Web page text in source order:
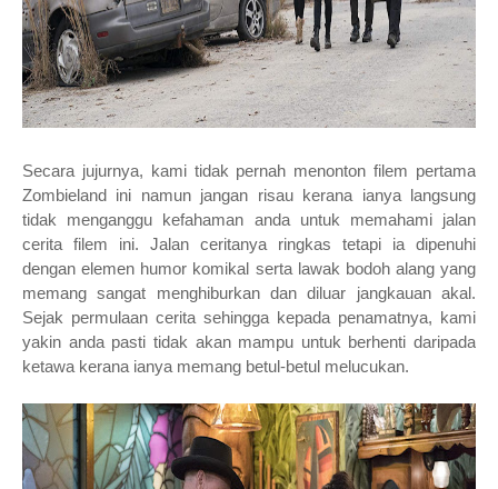
Secara jujurnya, kami tidak pernah menonton filem pertama
Zombieland ini namun jangan risau kerana ianya langsung
tidak menganggu kefahaman anda untuk memahami jalan
cerita filem ini. Jalan ceritanya ringkas tetapi ia dipenuhi
dengan elemen humor komikal serta lawak bodoh alang yang
memang sangat menghiburkan dan diluar jangkauan akal.
Sejak permulaan cerita sehingga kepada penamatnya, kami
yakin anda pasti tidak akan mampu untuk berhenti daripada
ketawa kerana ianya memang betul-betul melucukan.